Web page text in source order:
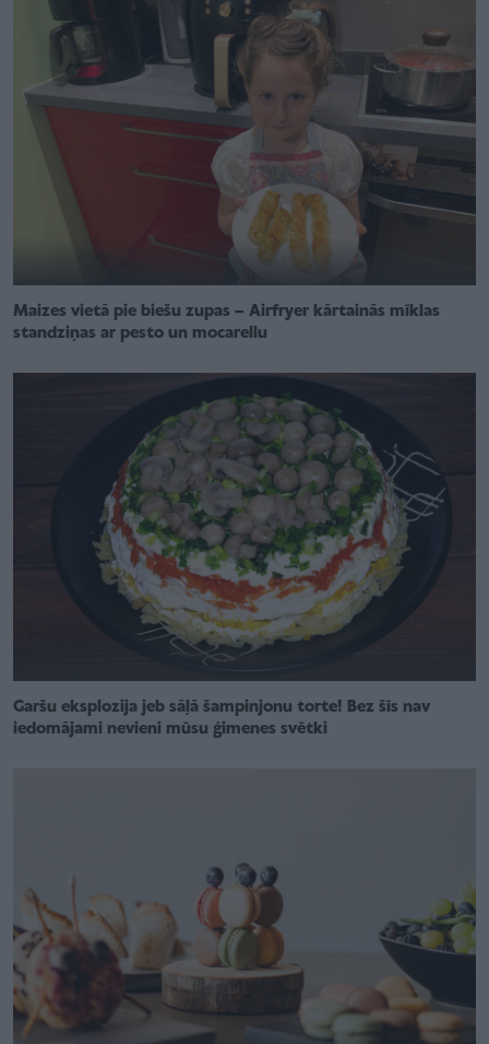
Maizes vietā pie biešu zupas – Airfryer kārtainās mīklas
standziņas ar pesto un mocarellu
Garšu eksplozija jeb sāļā šampinjonu torte! Bez šīs nav
iedomājami nevieni mūsu ģimenes svētki